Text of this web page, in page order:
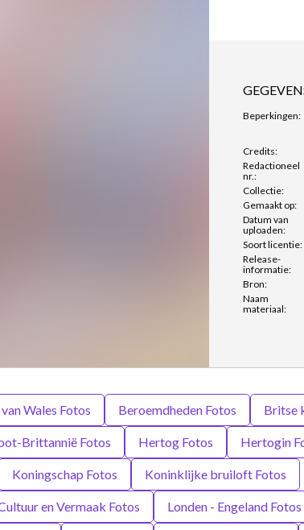
Beperkingen:
Credits:
Redactioneel
nr.:
Collectie:
Gemaakt op:
Datum van
uploaden:
Soort licentie:
Release-
informatie:
Bron:
Naam
materiaal:
Wales Fotos Beroemdheden Fotos Britse
Brittannië Fotos Hertog Fotos Hertogin
Koningschap Fotos Koninklijke bruiloft Fotos
en Vermaak Fotos Londen - Engeland Fotos